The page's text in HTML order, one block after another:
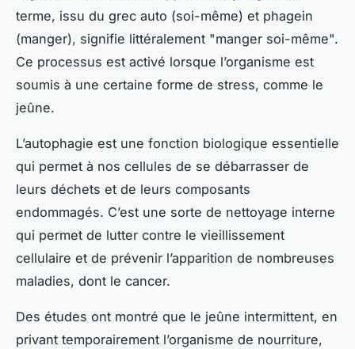
terme, issu du grec auto (soi-même) et phagein
(manger), signifie littéralement "manger soi-même".
Ce processus est activé lorsque l’organisme est
soumis à une certaine forme de stress, comme le
jeûne.
L’autophagie est une fonction biologique essentielle
qui permet à nos cellules de se débarrasser de
leurs déchets et de leurs composants
endommagés. C’est une sorte de nettoyage interne
qui permet de lutter contre le vieillissement
cellulaire et de prévenir l’apparition de nombreuses
maladies, dont le cancer.
Des études ont montré que le jeûne intermittent, en
privant temporairement l’organisme de nourriture,